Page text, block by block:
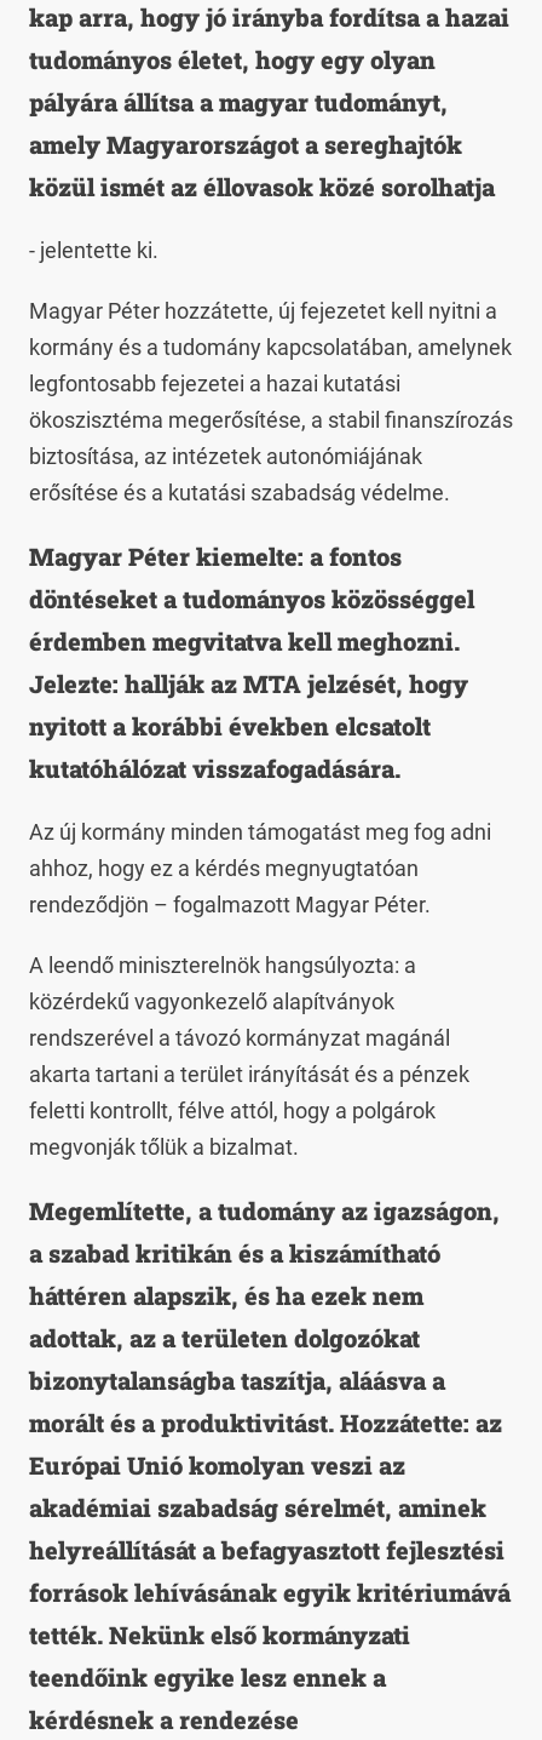
kap arra, hogy jó irányba fordítsa a hazai
tudományos életet, hogy egy olyan
pályára állítsa a magyar tudományt,
amely Magyarországot a sereghajtók
közül ismét az éllovasok közé sorolhatja
- jelentette ki.
Magyar Péter hozzátette, új fejezetet kell nyitni a
kormány és a tudomány kapcsolatában, amelynek
legfontosabb fejezetei a hazai kutatási
ökoszisztéma megerősítése, a stabil finanszírozás
biztosítása, az intézetek autonómiájának
erősítése és a kutatási szabadság védelme.
Magyar Péter kiemelte: a fontos
döntéseket a tudományos közösséggel
érdemben megvitatva kell meghozni.
Jelezte: hallják az MTA jelzését, hogy
nyitott a korábbi években elcsatolt
kutatóhálózat visszafogadására.
Az új kormány minden támogatást meg fog adni
ahhoz, hogy ez a kérdés megnyugtatóan
rendeződjön – fogalmazott Magyar Péter.
A leendő miniszterelnök hangsúlyozta: a
közérdekű vagyonkezelő alapítványok
rendszerével a távozó kormányzat magánál
akarta tartani a terület irányítását és a pénzek
feletti kontrollt, félve attól, hogy a polgárok
megvonják tőlük a bizalmat.
Megemlítette, a tudomány az igazságon,
a szabad kritikán és a kiszámítható
háttéren alapszik, és ha ezek nem
adottak, az a területen dolgozókat
bizonytalanságba taszítja, aláásva a
morált és a produktivitást. Hozzátette: az
Európai Unió komolyan veszi az
akadémiai szabadság sérelmét, aminek
helyreállítását a befagyasztott fejlesztési
források lehívásának egyik kritériumává
tették. Nekünk első kormányzati
teendőink egyike lesz ennek a
kérdésnek a rendezése